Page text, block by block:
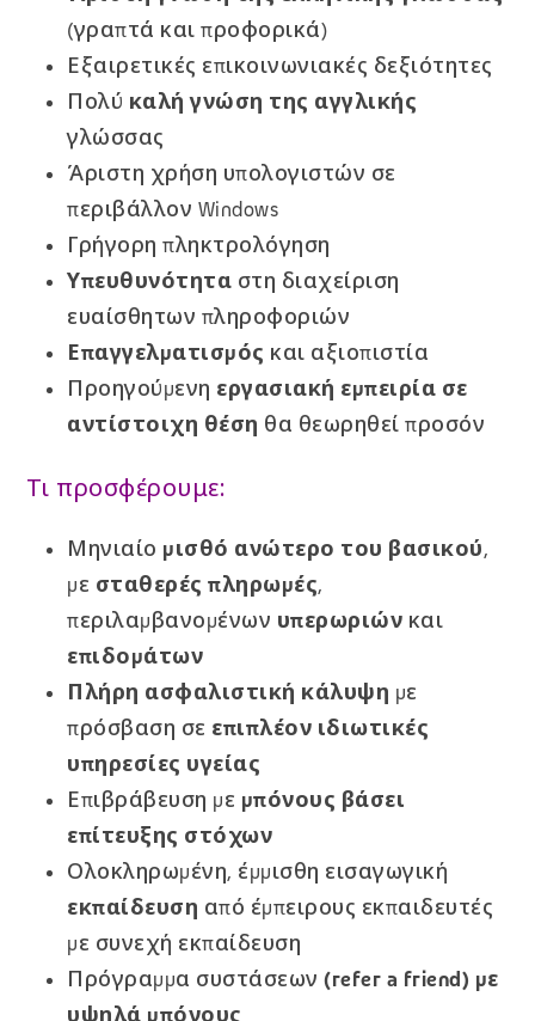
(γραπτά και προφορικά)
Εξαιρετικές επικοινωνιακές δεξιότητες
Πολύ καλή γνώση της αγγλικής
γλώσσας
Άριστη χρήση υπολογιστών σε
περιβάλλον Windows
Γρήγορη πληκτρολόγηση
Υπευθυνότητα στη διαχείριση
ευαίσθητων πληροφοριών
Επαγγελματισμός και αξιοπιστία
Προηγούμενη εργασιακή εμπειρία σε
αντίστοιχη θέση θα θεωρηθεί προσόν
Τι προσφέρουμε:
Μηνιαίο μισθό ανώτερο του βασικού,
με σταθερές πληρωμές,
περιλαμβανομένων υπερωριών και
επιδομάτων
Πλήρη ασφαλιστική κάλυψη με
πρόσβαση σε επιπλέον ιδιωτικές
υπηρεσίες υγείας
Επιβράβευση με μπόνους βάσει
επίτευξης στόχων
Ολοκληρωμένη, έμμισθη εισαγωγική
εκπαίδευση από έμπειρους εκπαιδευτές
με συνεχή εκπαίδευση
Πρόγραμμα συστάσεων (refer a friend) με
υψηλά μπόνους